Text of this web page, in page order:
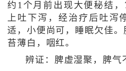
约1个月前出现大便秘结
上吐下泻，经治疗后吐泻
适，小便尚可，睡眠欠佳。
苔薄白，咽红。
辨证：脾虚湿聚，脾气